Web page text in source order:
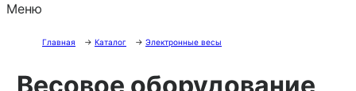
Меню
Главная → Каталог → Электронные весы